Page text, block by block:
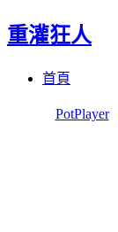
重灌狂人
首頁
PotPlayer